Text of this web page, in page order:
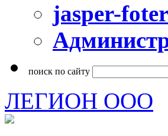
jasper-foter
поиск по сайту
ЛЕГИОН ООО